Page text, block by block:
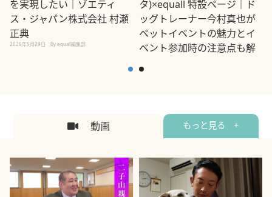
を実現したい｜ゾエティ
ス・ジャパン株式会社 村瀬
正典
2026年5月29日 By equall編集部
タ)×equall 特設ページ｜ド
ッグトレーナー今村真也が
ペットイベントの魅力とイ
ベント参加時の注意点も解
2026年5月12日
動画 もっと見る +